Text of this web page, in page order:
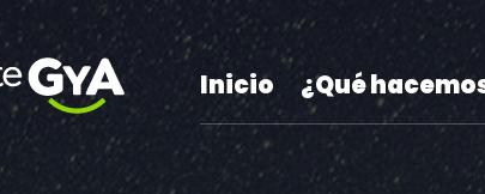
Inicio ¿Qué